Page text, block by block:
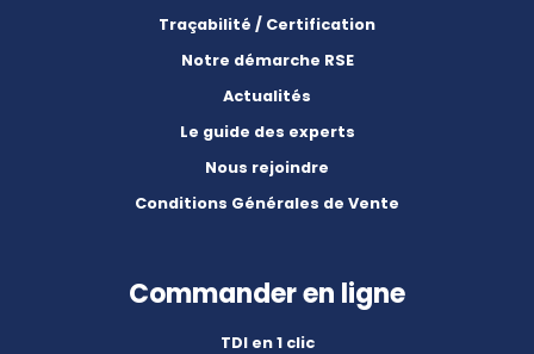
Traçabilité / Certification
Notre démarche RSE
Actualités
Le guide des experts
Nous rejoindre
Conditions Générales de Vente
Commander en ligne
TDI en 1 clic